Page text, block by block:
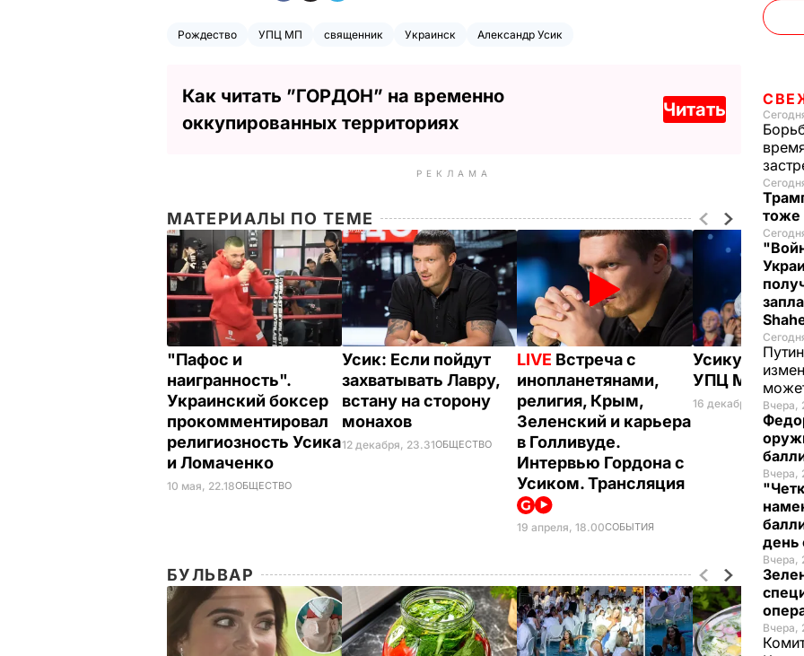
Рождество УПЦ МП священник Украинск Александр Усик
Как читать ”ГОРДОН” на временно
оккупированных территориях
Читать
РЕКЛАМА
МАТЕРИАЛЫ ПО ТЕМЕ
"Пафос и
наигранность".
Украинский боксер
прокомментировал
религиозность Усика
и Ломаченко
10 мая, 22.18ОБЩЕСТВО
Усик: Если пойдут
захватывать Лавру,
встану на сторону
монахов
12 декабря, 23.31ОБЩЕСТВО
LIVE Встреча с
инопланетянами,
религия, Крым,
Зеленский и карьера
в Голливуде.
Интервью Гордона с
Усиком. Трансляция
19 апреля, 18.00СОБЫТИЯ
Усику
УПЦ МП
16 декабря, 02.10
БУЛЬВАР
тоже
Вчера,
Вчера,
день
Вчера,
Вчера,